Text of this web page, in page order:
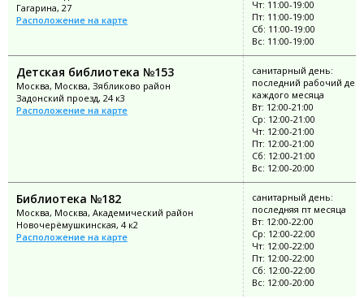
Гагарина, 27
Расположение на карте
Чт: 11:00-19:00
Пт: 11:00-19:00
Сб: 11:00-19:00
Вс: 11:00-19:00
Детская библиотека №153
Москва, Москва, Зябликово район
Задонский проезд, 24 к3
Расположение на карте
санитарный день:
последний рабочий
каждого месяца
Вт: 12:00-21:00
Ср: 12:00-21:00
Чт: 12:00-21:00
Пт: 12:00-21:00
Сб: 12:00-21:00
Вс: 12:00-20:00
Библиотека №182
Москва, Москва, Академический район
Новочерёмушкинская, 4 к2
Расположение на карте
санитарный день:
последняя пт месяца
Вт: 12:00-22:00
Ср: 12:00-22:00
Чт: 12:00-22:00
Пт: 12:00-22:00
Сб: 12:00-22:00
Вс: 12:00-20:00